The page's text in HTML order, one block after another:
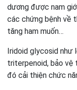
dương được nam
các chứng bệnh về
tăng ham muốn…
Iridoid glycosid như
triterpenoid, bảo vệ
đó cải thiện chức